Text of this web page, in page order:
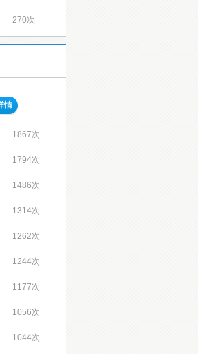
270次
情
1867次
1794次
1486次
1314次
1262次
1244次
1177次
1056次
1044次